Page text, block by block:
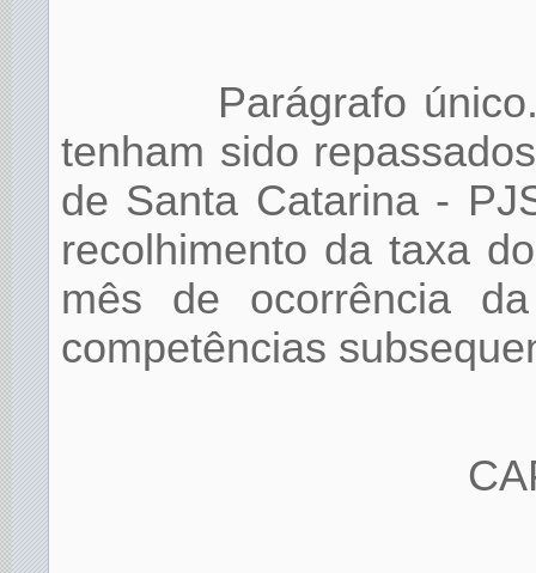
Parágrafo
tenham sido
de Santa Catarina -
recolhimento da taxa
mês de ocorrência
competências